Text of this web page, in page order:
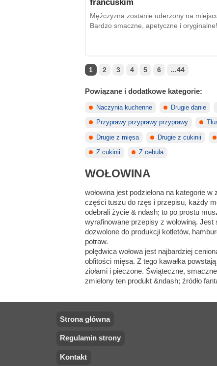
francuskim
Mężczyzna zostanie uderzony na
Bardzo smaczne, apetyczne i oryginalne!
1 2 3 4 5 6 ...44
Powiązane i dodatkowe kategorie:
Naczynia kuchenne Drugie danie
Przyprawy przyprawy przyprawy
Drugie z mięsa Drugie z cukinii
Z cukinii Z cebula
WOŁOWINA
wołowina jest podzielona na kategorie
części tuszu do rzęs i przepisu, każdy
odebrali życie & ndash; to po prostu
wyrafinowane przepisy z wołowiną.
dozwolone do produkcji kotletów,
potraw.
polędwica wołowa jest najbardziej
obfitości mięsa. Z tego kawałka
ziołami i pieczone. Świąteczne,
zmielony ten produkt &ndash; źródło
Strona główna
Regulamin strony
Kontakt